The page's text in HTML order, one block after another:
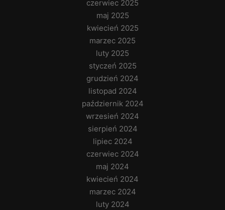
czerwiec 2025
maj 2025
kwiecień 2025
marzec 2025
luty 2025
styczeń 2025
grudzień 2024
listopad 2024
październik 2024
wrzesień 2024
sierpień 2024
lipiec 2024
czerwiec 2024
maj 2024
kwiecień 2024
marzec 2024
luty 2024